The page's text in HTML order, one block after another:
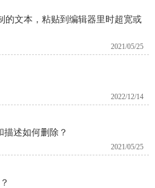
的文本，粘贴到编辑器里时超宽或
2021/05/25
2022/12/14
述​如何删除？
2021/05/25